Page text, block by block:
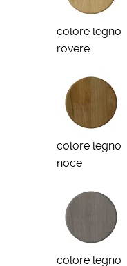
colore legno
rovere
colore legno
noce
colore legno